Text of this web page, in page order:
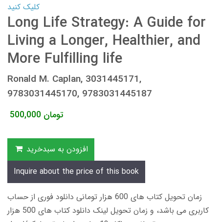
کلیک کنید
Long Life Strategy: A Guide for
Living a Longer, Healthier, and
More Fulfilling life
Ronald M. Caplan, 3031445171,
9783031445170, 9783031445187
500,000 تومان
افزودن به سبدخرید
Inquire about the price of this book
زمان تحویل کتاب های 600 هزار تومانی دانلود فوری از حساب
کاربری می باشد، و زمان تحویل لینک دانلود کتاب های 500 هزار